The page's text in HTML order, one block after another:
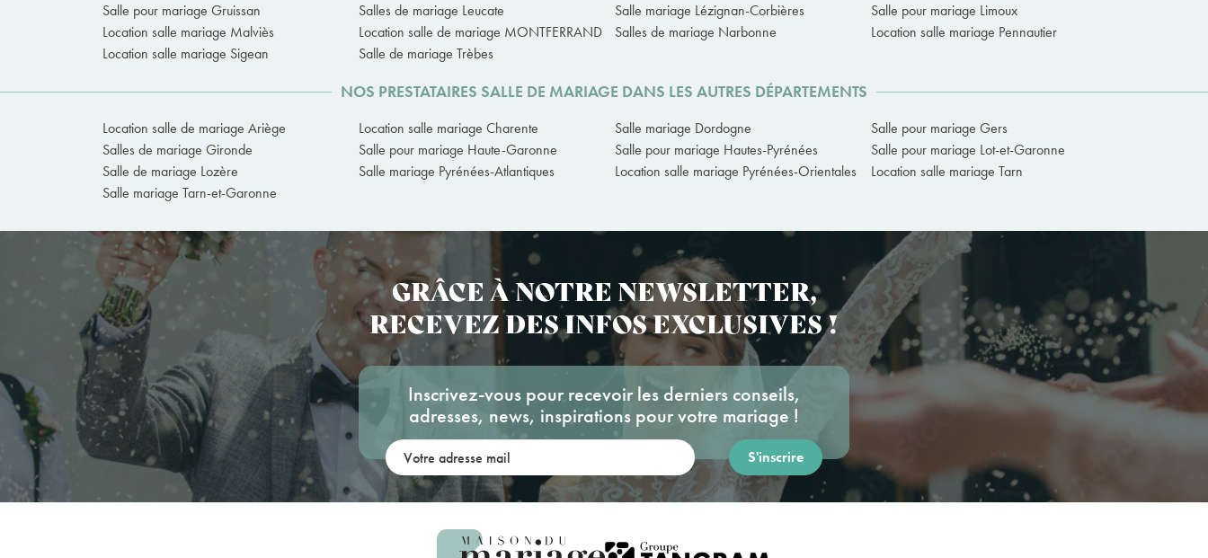
Salle pour mariage Gruissan
Salles de mariage Leucate Salle mariage Lézignan-Corbières
Salle pour mariage Limoux
Location salle mariage Malviès
Location salle de mariage MONTFERRAND Salles de mariage Narbonne
Location salle mariage Pennautier
Location salle mariage Sigean
Salle de mariage Trèbes
NOS PRESTATAIRES SALLE DE MARIAGE DANS LES AUTRES DÉPARTEMENTS
Location salle de mariage Ariège Location salle mariage Charente Salle mariage Dordogne
Salle pour mariage Gers
Salles de mariage Gironde
Salle pour mariage Haute-Garonne Salle pour mariage Hautes-Pyrénées
Salle pour mariage Lot-et-Garonne
Salle de mariage Lozère
Salle mariage Pyrénées-Atlantiques Location salle mariage Pyrénées-Orientales
Location salle mariage Tarn
Salle mariage Tarn-et-Garonne
GRÂCE À NOTRE NEWSLETTER,
RECEVEZ DES INFOS EXCLUSIVES !
Inscrivez-vous pour recevoir les derniers conseils,
adresses, news, inspirations pour votre mariage !
Votre adresse mail: